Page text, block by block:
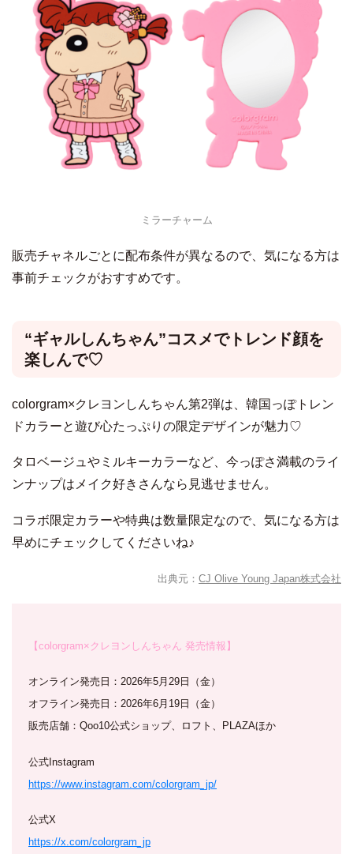
ミラーチャーム
販売チャネルごとに配布条件が異なるので、気になる方は
事前チェックがおすすめです。
“ギャルしんちゃん”コスメでトレンド顔を
楽しんで♡
colorgram×クレヨンしんちゃん第2弾は、韓国っぽトレン
ドカラーと遊び心たっぷりの限定デザインが魅力♡
タロベージュやミルキーカラーなど、今っぽさ満載のライ
ンナップはメイク好きさんなら見逃せません。
コラボ限定カラーや特典は数量限定なので、気になる方は
早めにチェックしてくださいね♪
出典元： CJ Olive Young Japan株式会社
【colorgram×クレヨンしんちゃん 発売情報】
オンライン発売日：2026年5月29日（金）
オフライン発売日：2026年6月19日（金）
販売店舗：Qoo10公式ショップ、ロフト、PLAZAほか
公式Instagram
https://www.instagram.com/colorgram_jp/
公式X
https://x.com/colorgram_jp